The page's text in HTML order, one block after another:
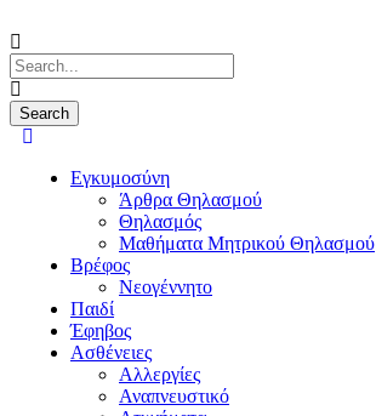
Εγκυμοσύνη
Άρθρα Θηλασμού
Θηλασμός
Μαθήματα Μητρικού Θηλασμού
Βρέφος
Νεογέννητο
Παιδί
Έφηβος
Ασθένειες
Αλλεργίες
Αναπνευστικό